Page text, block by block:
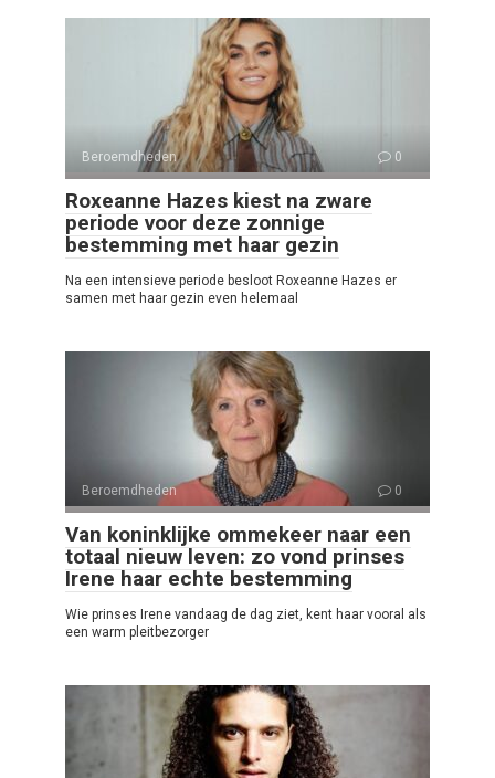
Beroemdheden 0
Roxeanne Hazes kiest na zware
periode voor deze zonnige
bestemming met haar gezin
Na een intensieve periode besloot Roxeanne Hazes er
samen met haar gezin even helemaal
Beroemdheden 0
Van koninklijke ommekeer naar een
totaal nieuw leven: zo vond prinses
Irene haar echte bestemming
Wie prinses Irene vandaag de dag ziet, kent haar vooral als
een warm pleitbezorger